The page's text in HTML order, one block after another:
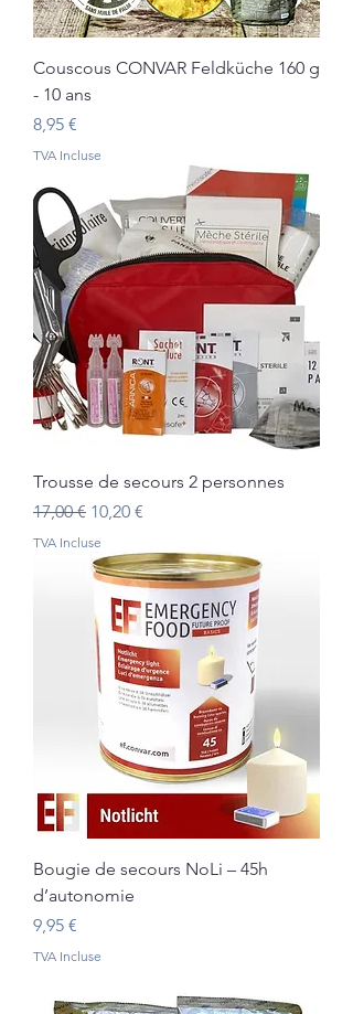
Couscous CONVAR Feldküche 160 g
- 10 ans
Prix
8,95 €
TVA Incluse
Trousse de secours 2 personnes
Prix original
17,00 € Prix promotionnel
10,20 €
TVA Incluse
Bougie de secours NoLi – 45h
d’autonomie
Prix
9,95 €
TVA Incluse